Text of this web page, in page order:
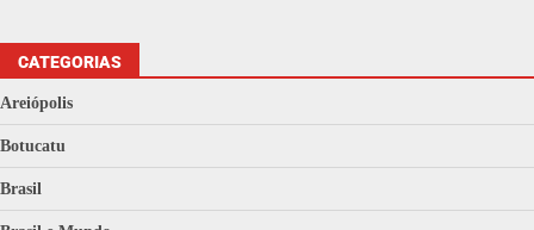
CATEGORIAS
Areiópolis
Botucatu
Brasil